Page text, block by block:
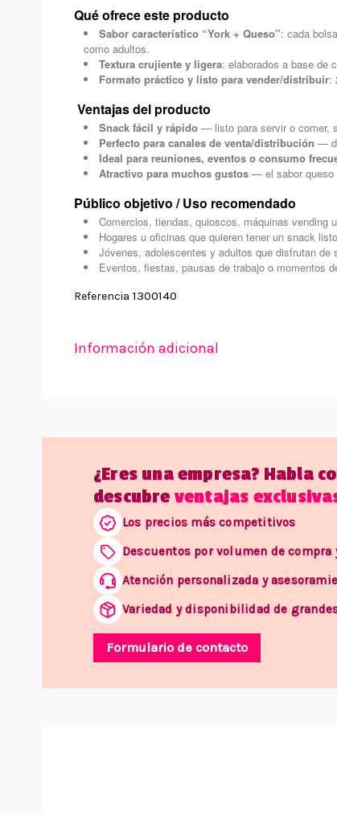
Qué ofrece este producto
Sabor característico “York + Queso”: cada
como adultos.
Textura crujiente y ligera: elaborados a base de
Formato práctico y listo para vender/distribuir:
Ventajas del producto
Snack fácil y rápido — listo para servir o comer,
Perfecto para canales de venta/distribución —
Ideal para reuniones, eventos o consumo
Atractivo para muchos gustos — el sabor queso
Público objetivo / Uso recomendado
Comercios, tiendas, quioscos, máquinas vending
Hogares u oficinas que quieren tener un snack
Jóvenes, adolescentes y adultos que disfrutan de
Eventos, fiestas, pausas de trabajo o momentos
Referencia 1300140
Información adicional
¿Eres una empresa? Habla
descubreventajas
Los precios más competitivos
Descuentos por volumen de compra
Atención personalizada y
Variedad y disponibilidad de
Formulario de contacto